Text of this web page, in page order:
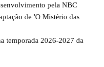
pela NBC
de 'O Mistério das
temporada 2026-2027 da